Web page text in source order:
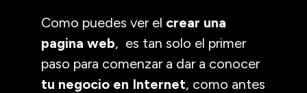
Como puedes ver el crear una
pagina web, es tan solo el primer
paso para comenzar a dar a conocer
tu negocio en Internet, como antes